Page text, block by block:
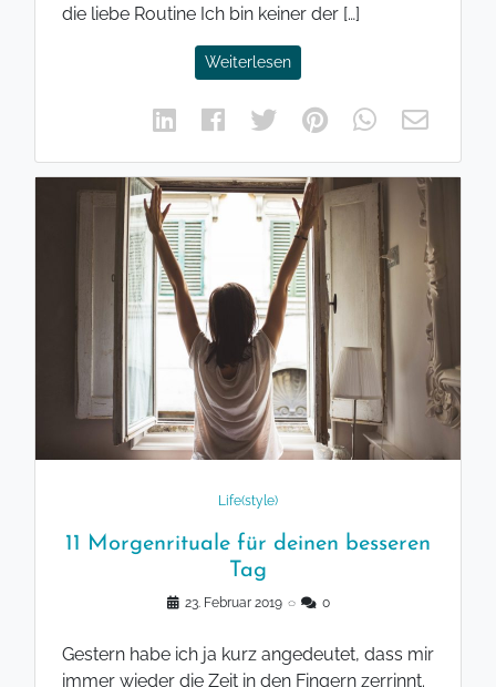
die liebe Routine Ich bin keiner der […]
Weiterlesen
Life(style)
11 Morgenrituale für deinen besseren
Tag
23. Februar 2019 ◌ 0
Gestern habe ich ja kurz angedeutet, dass mir
immer wieder die Zeit in den Fingern zerrinnt.